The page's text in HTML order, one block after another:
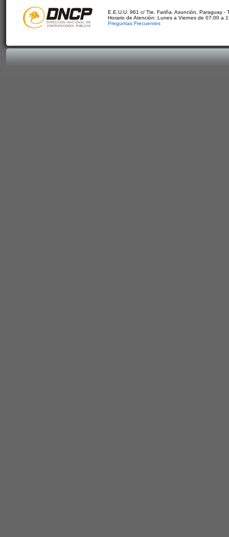
E.E.U.U. 961 c/ Tte. Fariña. Asunción, Paraguay -
Horario de Atención: Lunes a Viernes de 07:00 a
Preguntas Frecuentes